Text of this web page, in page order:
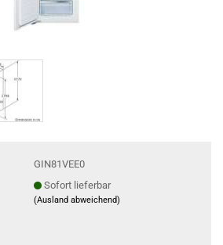
GIN81VEE0
Sofort lieferbar
(Ausland abweichend)